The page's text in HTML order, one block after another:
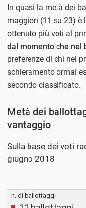
In quasi la metà dei
maggiori (11 su 23) è
ottenuto più voti al
dal momento che nel
preferenze di chi nel
schieramento ormai
secondo classificato.
Metà dei
vantaggio
Sulla base dei voti
giugno 2018